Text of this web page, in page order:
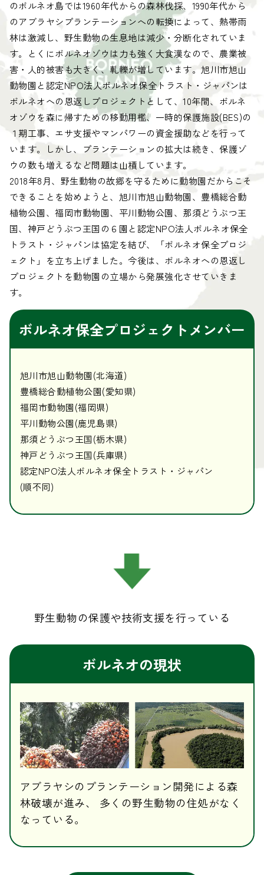
のボルネオ島では1960年代からの森林伐採、1990年代から
のアブラヤシプランテーションへの転換によって、熱帯雨
林は激減し、野生動物の生息地は減少・分断化されていま
す。とくにボルネオゾウは力も強く大食漢なので、農業被
害・人的被害も大きく、軋轢が増しています。旭川市旭山
動物園と認定NPO法人ボルネオ保全トラスト・ジャパンは
ボルネオへの恩返しプロジェクトとして、10年間、ボルネ
オゾウを森に帰すための移動用檻、一時的保護施設(BES)の
１期工事、エサ支援やマンパワーの資金援助などを行って
います。しかし、プランテーションの拡大は続き、保護ゾ
ウの数も増えるなど問題は山積しています。
2018年8月、野生動物の故郷を守るために動物園だからこそ
できることを始めようと、旭川市旭山動物園、豊橋総合動
植物公園、福岡市動物園、平川動物公園、那須どうぶつ王
国、神戸どうぶつ王国の６園と認定NPO法人ボルネオ保全
トラスト・ジャパンは協定を結び、「ボルネオ保全プロジ
ェクト」を立ち上げました。今後は、ボルネオへの恩返し
プロジェクトを動物園の立場から発展強化させていきま
す。
ボルネオ保全プロジェクトメンバー
旭川市旭山動物園(北海道)
豊橋総合動植物公園(愛知県)
福岡市動物園(福岡県)
平川動物公園(鹿児島県)
那須どうぶつ王国(栃木県)
神戸どうぶつ王国(兵庫県)
認定NPO法人ボルネオ保全トラスト・ジャパン
(順不同)
野生動物の保護や技術支援を行っている
ボルネオの現状
アブラヤシのプランテーション開発による森
林破壊が進み、 多くの野生動物の住処がなく
なっている。